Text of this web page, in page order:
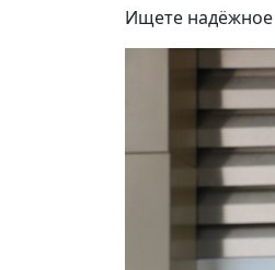
Ищете надёжное